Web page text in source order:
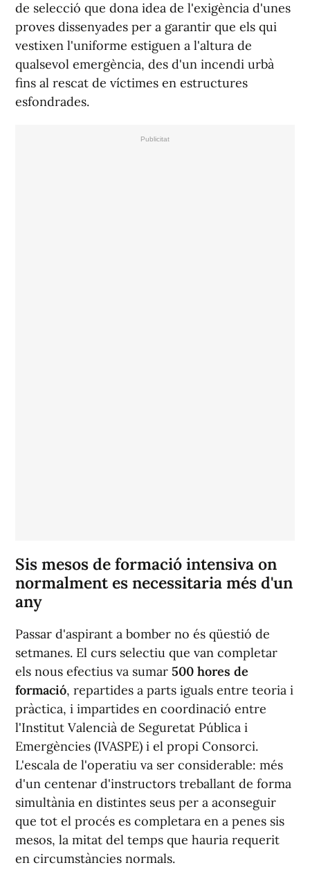
de selecció que dona idea de l'exigència d'unes
proves dissenyades per a garantir que els qui
vestixen l'uniforme estiguen a l'altura de
qualsevol emergència, des d'un incendi urbà
fins al rescat de víctimes en estructures
esfondrades.
Sis mesos de formació intensiva on
normalment es necessitaria més d'un
any
Passar d'aspirant a bomber no és qüestió de
setmanes. El curs selectiu que van completar
els nous efectius va sumar 500 hores de
formació, repartides a parts iguals entre teoria i
pràctica, i impartides en coordinació entre
l'Institut Valencià de Seguretat Pública i
Emergències (IVASPE) i el propi Consorci.
L'escala de l'operatiu va ser considerable: més
d'un centenar d'instructors treballant de forma
simultània en distintes seus per a aconseguir
que tot el procés es completara en a penes sis
mesos, la mitat del temps que hauria requerit
en circumstàncies normals.